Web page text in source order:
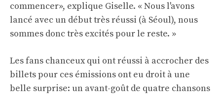
commencer», explique Giselle. « Nous l'avons
lancé avec un début très réussi (à Séoul), nous
sommes donc très excités pour le reste. »
Les fans chanceux qui ont réussi à accrocher des
billets pour ces émissions ont eu droit à une
belle surprise: un avant-goût de quatre chansons